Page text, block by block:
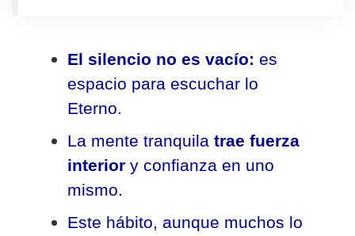
El silencio no es vacío: es
espacio para escuchar lo
Eterno.
La mente tranquila trae fuerza
interior y confianza en uno
mismo.
Este hábito, aunque muchos lo